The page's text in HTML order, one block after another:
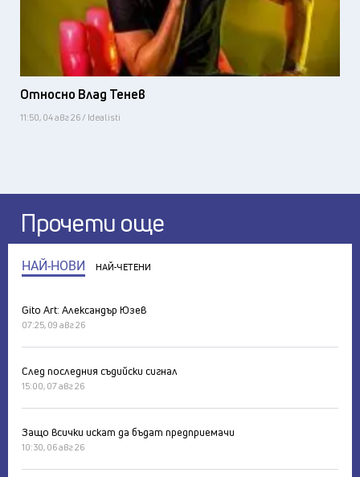
Относно Влад Тенев
11:50, 04 авг 26 / Idealisti
Прочети още
НАЙ-НОВИ НАЙ-ЧЕТЕНИ
Gito Art: Александър Юзев
07:25, 09 авг 26
След последния съдийски сигнал
15:00, 07 авг 26
Защо всички искат да бъдат предприемачи
10:30, 06 авг 26